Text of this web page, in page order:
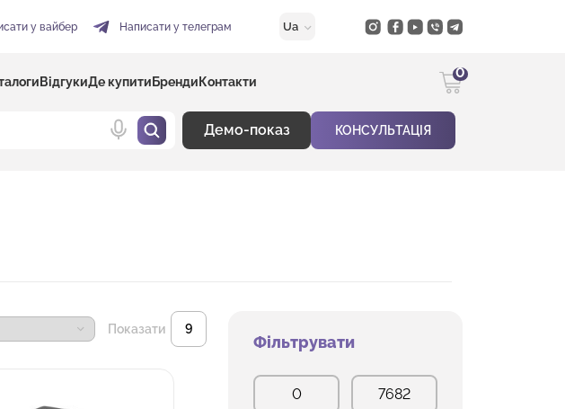
у вайбер Написати у телеграм Ua
ВідгукиДе купити Бренди Контакти
0
Демо-показ КОНСУЛЬТАЦІЯ
Показати
Фільтрувати